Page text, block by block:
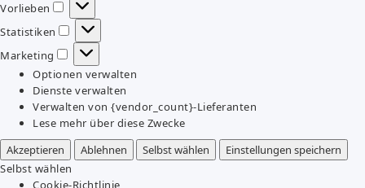
Vorlieben
Vorlieben
Statistiken
Statistiken
Marketing
Marketing
Optionen verwalten
Dienste verwalten
Verwalten von {vendor_count}-Lieferanten
Lese mehr über diese Zwecke
Akzeptieren
Ablehnen Selbst wählen
Einstellungen speichern
Selbst wählen
Cookie-Richtlinie